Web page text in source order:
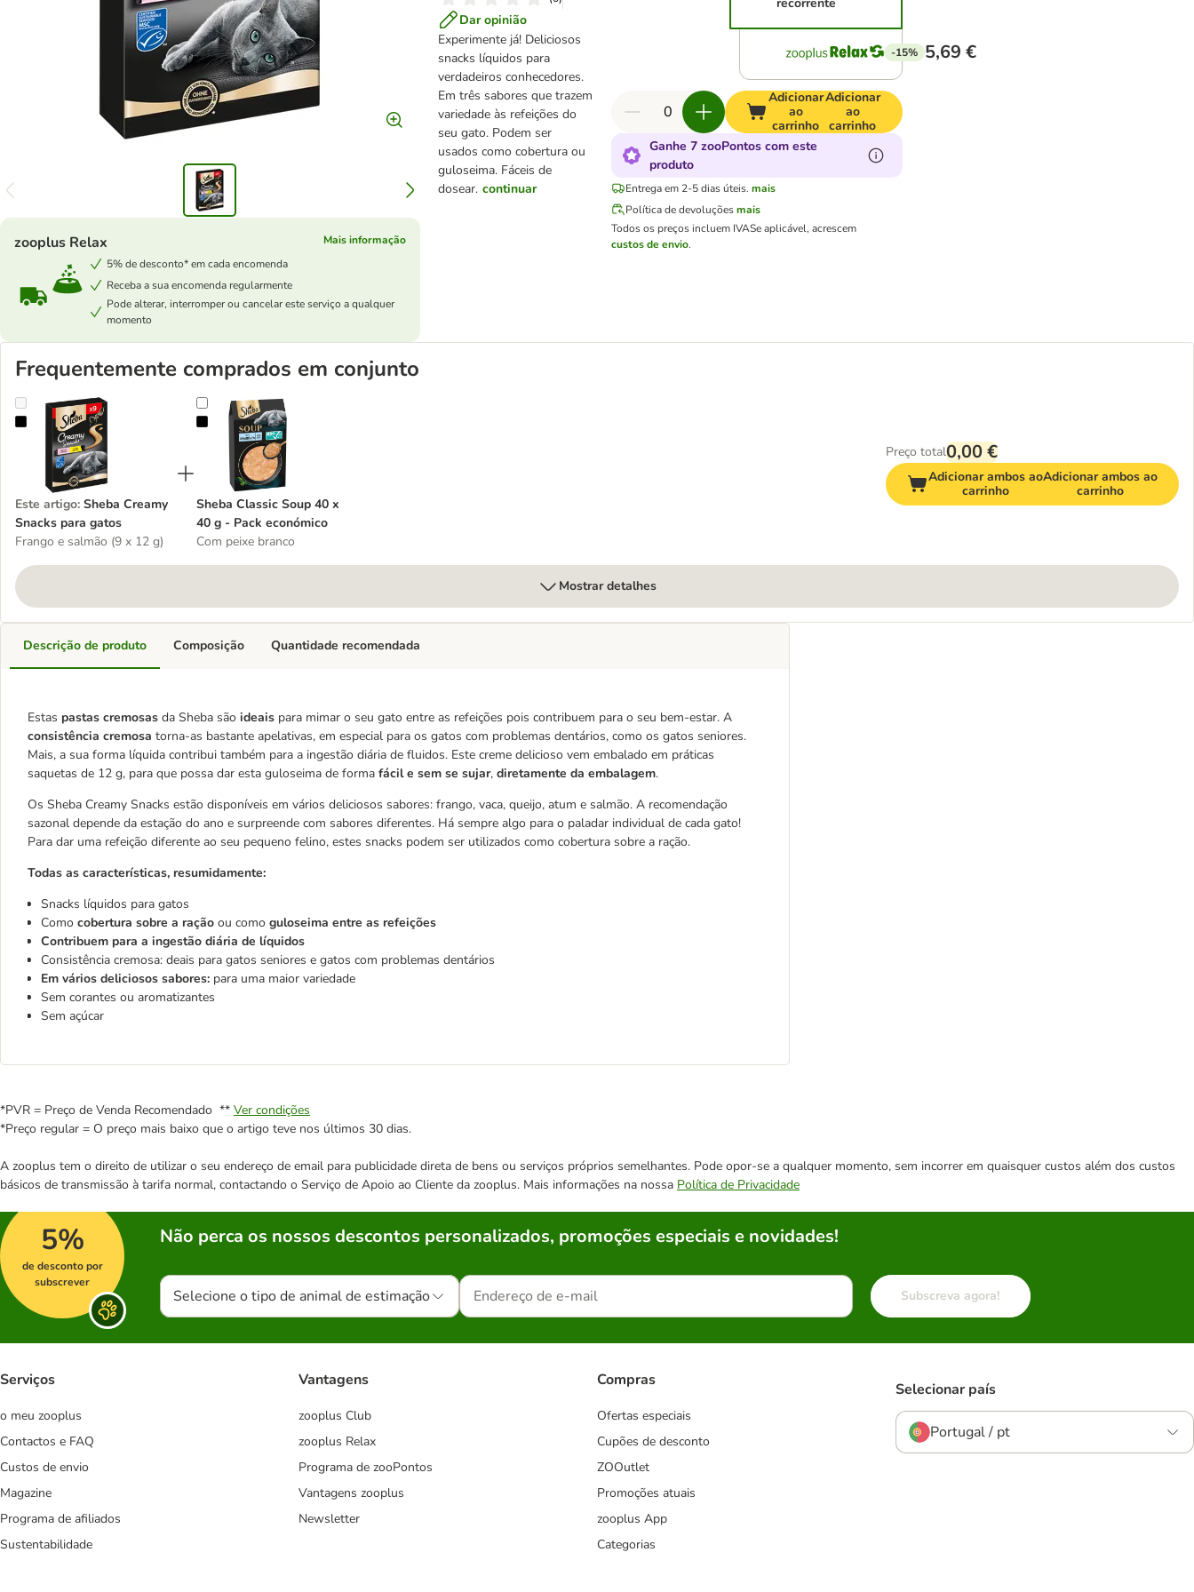
Dar opinião
Experimente já! Deliciosos
snacks líquidos para
verdadeiros conhecedores.
Em três sabores que trazem
variedade às refeições do
seu gato. Podem ser
usados como cobertura ou
guloseima. Fáceis de
dosear. continuar
zooplus Relax
Mais informação
5% de desconto* em cada encomenda
Receba a sua encomenda regularmente
Pode alterar, interromper ou cancelar este serviço a qualquer
momento
-15% 5,69 €
Adicionar
ao
carrinho
Adicionar
ao
carrinho
Ganhe 7 zooPontos com este
produto
Entrega em 2-5 dias úteis. mais
Política de devoluções mais
Todos os preços incluem IVASe aplicável, acrescem
custos de envio.
Frequentemente comprados em conjunto
Sheba Creamy Snacks para gatos
Este artigo: Sheba Creamy
Snacks para gatos
Frango e salmão (9 x 12 g)
Sheba Classic Soup 40 x 40 g - Pack económico
Sheba Classic Soup 40 x
40 g - Pack económico
Com peixe branco
Preço total0,00 €
Adicionar ambos ao
carrinho
Adicionar ambos ao
carrinho
Mostrar detalhes
Descrição de produto
Estas pastas cremosas da Sheba são ideais para mimar o seu gato entre as refeições pois contribuem para o seu bem-estar. A
consistência cremosa torna-as bastante apelativas, em especial para os gatos com problemas dentários, como os gatos seniores.
Mais, a sua forma líquida contribui também para a ingestão diária de fluidos. Este creme delicioso vem embalado em práticas
saquetas de 12 g, para que possa dar esta guloseima de forma fácil e sem se sujar, diretamente da embalagem.
Os Sheba Creamy Snacks estão disponíveis em vários deliciosos sabores: frango, vaca, queijo, atum e salmão. A recomendação
sazonal depende da estação do ano e surpreende com sabores diferentes. Há sempre algo para o paladar individual de cada gato!
Para dar uma refeição diferente ao seu pequeno felino, estes snacks podem ser utilizados como cobertura sobre a ração.
Todas as características, resumidamente:
Snacks líquidos para gatos
Como cobertura sobre a ração ou como guloseima entre as refeições
Contribuem para a ingestão diária de líquidos
Consistência cremosa: deais para gatos seniores e gatos com problemas dentários
Em vários deliciosos sabores: para uma maior variedade
Sem corantes ou aromatizantes
Sem açúcar
Composição Quantidade recomendada
*PVR = Preço de Venda Recomendado ** Ver condições
*Preço regular = O preço mais baixo que o artigo teve nos últimos 30 dias.
A zooplus tem o direito de utilizar o seu endereço de email para publicidade direta de bens ou serviços próprios semelhantes. Pode opor-se a qualquer momento, sem incorrer em quaisquer custos além dos custos
básicos de transmissão à tarifa normal, contactando o Serviço de Apoio ao Cliente da zooplus. Mais informações na nossa Política de Privacidade
5%
de desconto por
subscrever
Não perca os nossos descontos personalizados, promoções especiais e novidades!
Selecione o tipo de animal de estimação Subscreva agora!
Serviços
o meu zooplus
Contactos e FAQ
Custos de envio
Magazine
Programa de afiliados
Sustentabilidade
Vantagens
zooplus Club
zooplus Relax
Programa de zooPontos
Vantagens zooplus
Newsletter
Compras
Ofertas especiais
Cupões de desconto
ZOOutlet
Promoções atuais
zooplus App
Categorias
Selecionar país
Portugal / pt